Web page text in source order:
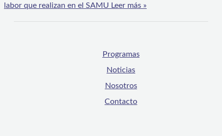
labor que realizan en el SAMU Leer más »
Programas
Noticias
Nosotros
Contacto